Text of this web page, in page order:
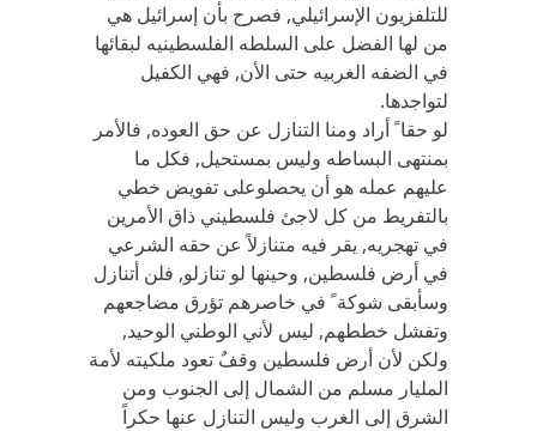
للتلفزيون الإسرائيلي, فصرح بأن إسرائيل هي
من لها الفضل على السلطه الفلسطينيه لبقائها
في الضفه الغربيه حتى الأن, فهي الكفيل
لتواجدها.
لو حقا ً أراد ومنا التنازل عن حق العوده, فالأمر
بمنتهى البساطه وليس بمستحيل, فكل ما
عليهم عمله هو أن يحصلوعلى تفويض خطي
بالتفريط من كل لاجئ فلسطيني ذاق الأمرين
في تهجريه, يقر فيه متنازلاً عن حقه الشرعي
في أرض فلسطين, وحينها لو تنازلو, فلن أتنازل
وسأبقى شوكة ً في خاصرهم تؤرق مضاجعهم
وتفشل خططهم, ليس لأني الوطني الوحيد,
ولكن لأن أرض فلسطين وقفٌ تعود ملكيته لأمة
المليار مسلم من الشمال إلى الجنوب ومن
الشرق إلى الغرب وليس التنازل عنها حكراً